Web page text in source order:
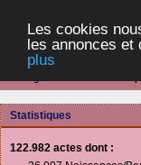
Les cookies
les annonces
plus
Statistiques
122.982 actes dont :